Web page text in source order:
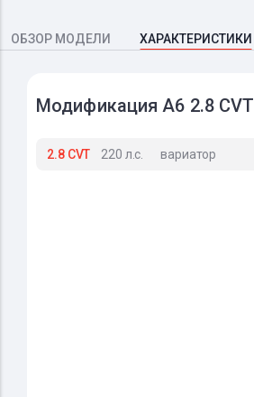
ОБЗОР МОДЕЛИ ХАРАКТЕРИСТИКИ
Модификация A6 2.8 CVT
2.8 CVT 220 л.с. вариатор